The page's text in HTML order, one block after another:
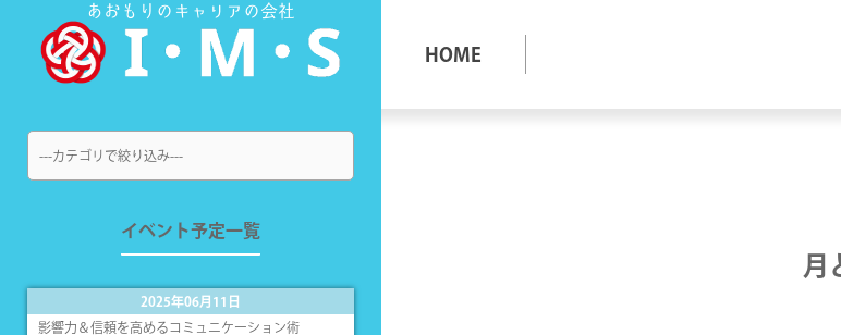
あおもりのキャリアの会社
HOME
イベント予定一覧
2025年06月11日
影響力＆信頼を高めるコミュニケーション術
月